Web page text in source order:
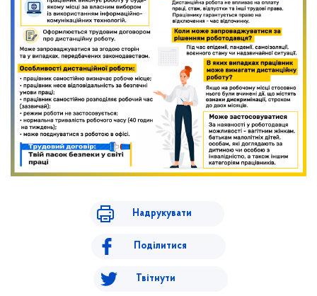
Надрукувати
Поділитися
Твітнути